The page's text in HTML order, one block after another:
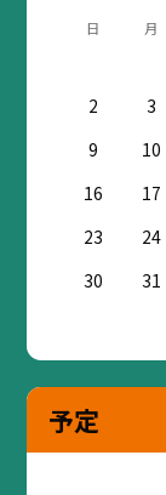
日 月
2
3
9
10
16
17
23
24
30
31
予定